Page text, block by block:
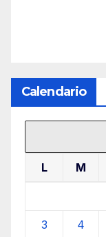
Calendario
L M
3 4